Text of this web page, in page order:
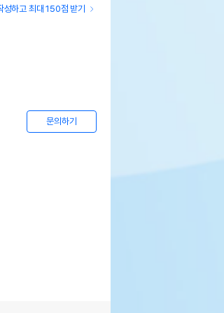
성하고 최대 150점 받기
문의하기